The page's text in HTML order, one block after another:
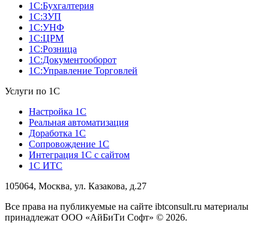
1С:Бухгалтерия
1С:ЗУП
1С:УНФ
1С:ЦРМ
1С:Розница
1С:Документооборот
1С:Управление Торговлей
Услуги по 1С
Настройка 1С
Реальная автоматизация
Доработка 1С
Сопровождение 1С
Интеграция 1С с сайтом
1С ИТС
105064, Москва, ул. Казакова, д.27
Все права на публикуемые на сайте ibtconsult.ru материалы
принадлежат ООО «АйБиТи Софт» © 2026.